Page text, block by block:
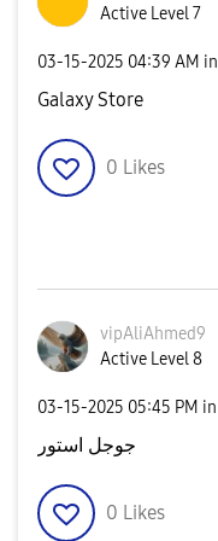
Active Level 7
‎03-15-2025 04:39 AM in
Galaxy Store
0 Likes
vipAliAhmed9
Active Level 8
‎03-15-2025 05:45 PM in
جوجل استور
0 Likes